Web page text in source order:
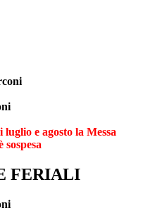
luglio e agosto la Messa
sospesa
FERIALI